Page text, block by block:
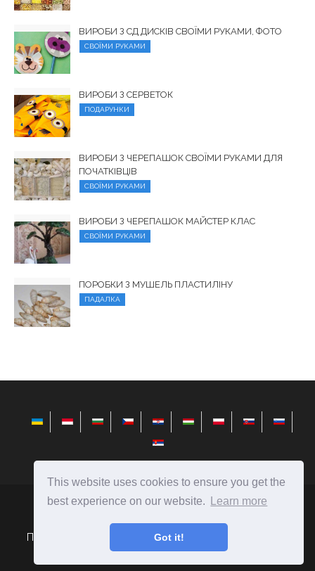
This website uses cookies to ensure you get the
best experience on our website.
Learn more
Got it!
ВИРОБИ З СД ДИСКІВ СВОЇМИ РУКАМИ, ФОТО
СВОЇМИ РУКАМИ
ВИРОБИ З СЕРВЕТОК
ПОДАРУНКИ
ВИРОБИ З ЧЕРЕПАШОК СВОЇМИ РУКАМИ ДЛЯ
ПОЧАТКІВЦІВ
СВОЇМИ РУКАМИ
ВИРОБИ З ЧЕРЕПАШОК МАЙСТЕР КЛАС
СВОЇМИ РУКАМИ
ПОРОБКИ З МУШЕЛЬ ПЛАСТИЛІНУ
ПАДАЛКА
elysiandaisies.com Ⓒ2026
Поради щодо вибору подарунків і створення їх своїми
руками.